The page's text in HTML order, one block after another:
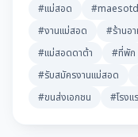
#แม่สอด
#งานแม่สอด
#ร้านอ
#แม่สอดดาต้า
#ที่พัก
#รับสมัครงานแม่สอด
#ขนส่งเอกชน
#โรง